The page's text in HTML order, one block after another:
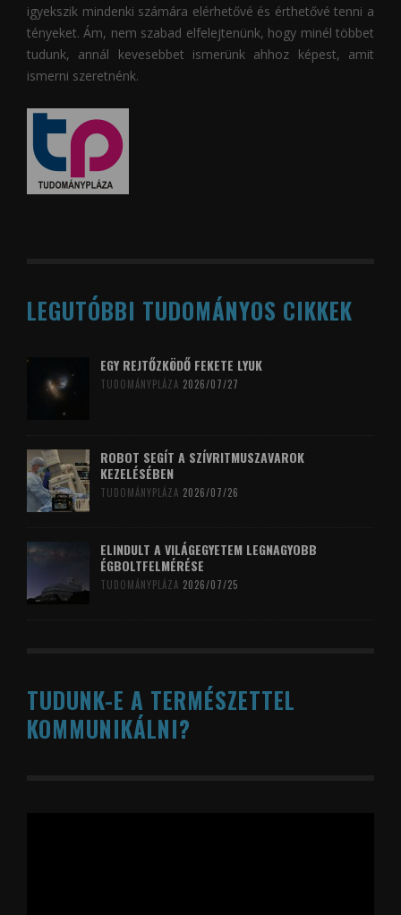
igyekszik mindenki számára elérhetővé és érthetővé tenni a
tényeket. Ám, nem szabad elfelejtenünk, hogy minél többet
tudunk, annál kevesebbet ismerünk ahhoz képest, amit
ismerni szeretnénk.
LEGUTÓBBI TUDOMÁNYOS CIKKEK
EGY REJTŐZKÖDŐ FEKETE LYUK
TUDOMÁNYPLÁZA 2026/07/27
ROBOT SEGÍT A SZÍVRITMUSZAVAROK
KEZELÉSÉBEN
TUDOMÁNYPLÁZA 2026/07/26
ELINDULT A VILÁGEGYETEM LEGNAGYOBB
ÉGBOLTFELMÉRÉSE
TUDOMÁNYPLÁZA 2026/07/25
TUDUNK-E A TERMÉSZETTEL
KOMMUNIKÁLNI?